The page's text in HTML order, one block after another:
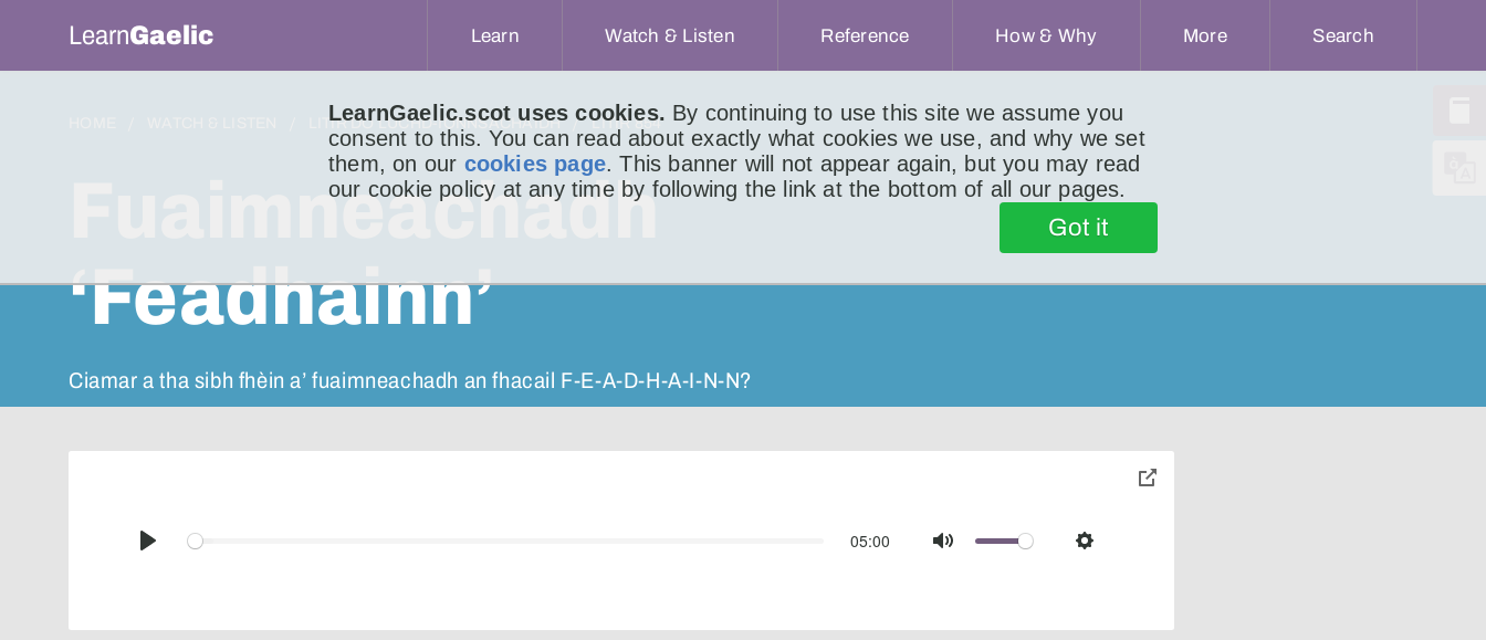
LearnGaelic.scot uses cookies. By continuing to use this site we assume you
consent to this. You can read about exactly what cookies we use, and why we set
them, on our cookies page. This banner will not appear again, but you may read
our cookie policy at any time by following the link at the bottom of all our pages.
Got it
LearnGaelic Learn Watch & Listen Reference How & Why More Search
LITIR DO LUCHD-IONNSACHAIDH LITIR 854
Fuaimneachadh
‘Feadhainn’
Ciamar a tha sibh fhèin a’ fuaimneachadh an fhacail F-E-A-D-H-A-I-N-N?
Play
05:00
Mute Settings
toggle